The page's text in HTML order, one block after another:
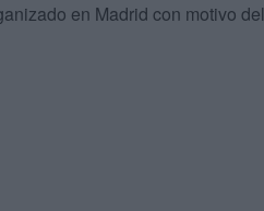
en Madrid con motivo del